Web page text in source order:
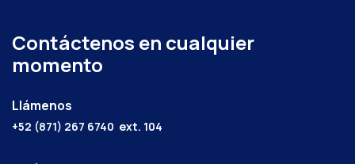
Contáctenos en cualquier
momento
Llámenos
+52 (871) 267 6740 ext. 104